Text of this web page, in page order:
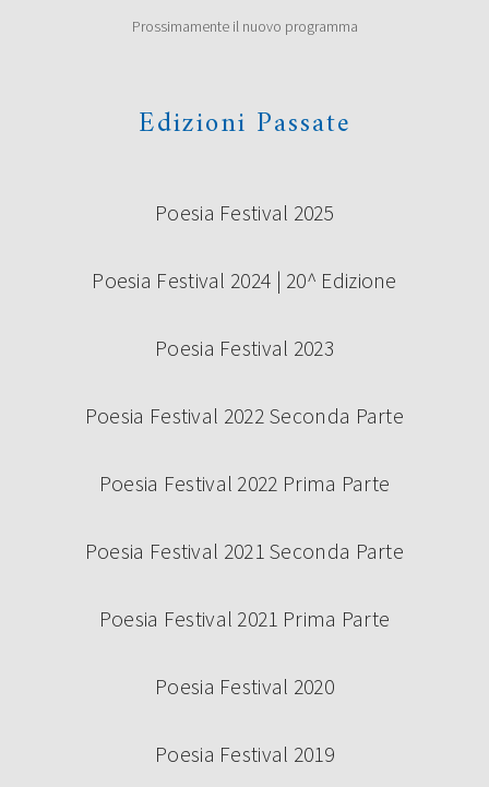
Prossimamente il nuovo programma
Edizioni Passate
Poesia Festival 2025
Poesia Festival 2024 | 20^ Edizione
Poesia Festival 2023
Poesia Festival 2022 Seconda Parte
Poesia Festival 2022 Prima Parte
Poesia Festival 2021 Seconda Parte
Poesia Festival 2021 Prima Parte
Poesia Festival 2020
Poesia Festival 2019